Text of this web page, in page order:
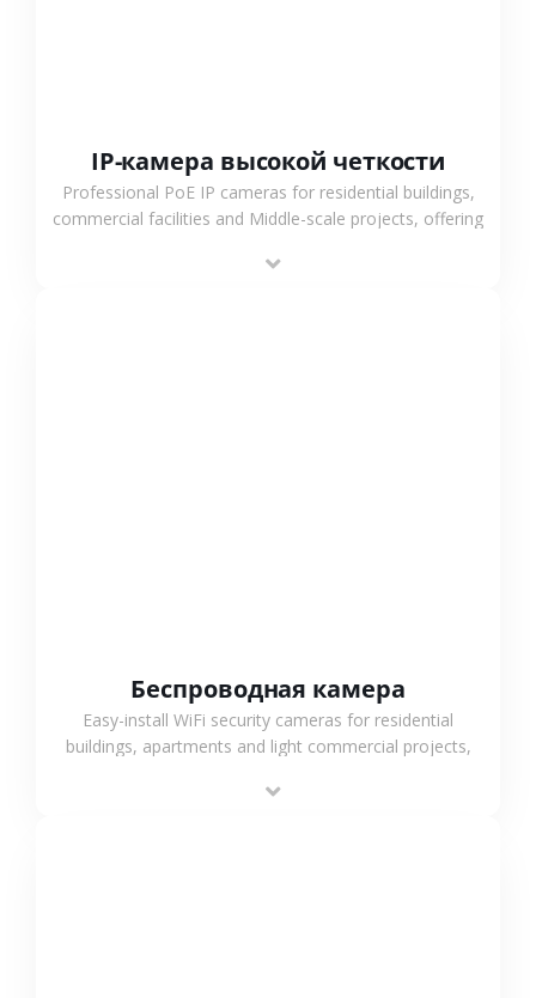
IP-камера высокой четкости
Professional PoE IP cameras for residential buildings,
commercial facilities and Middle-scale projects, offering
support.
Беспроводная камера
Easy-install WiFi security cameras for residential
buildings, apartments and light commercial projects,
surveillance solutions.